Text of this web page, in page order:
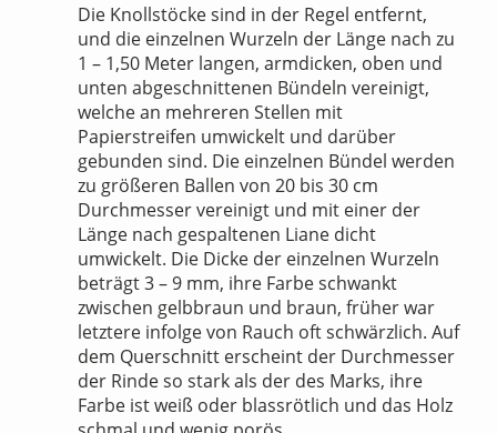
Die Knollstöcke sind in der Regel entfernt,
und die einzelnen Wurzeln der Länge nach zu
1 – 1,50 Meter langen, armdicken, oben und
unten abgeschnittenen Bündeln vereinigt,
welche an mehreren Stellen mit
Papierstreifen umwickelt und darüber
gebunden sind. Die einzelnen Bündel werden
zu größeren Ballen von 20 bis 30 cm
Durchmesser vereinigt und mit einer der
Länge nach gespaltenen Liane dicht
umwickelt. Die Dicke der einzelnen Wurzeln
beträgt 3 – 9 mm, ihre Farbe schwankt
zwischen gelbbraun und braun, früher war
letztere infolge von Rauch oft schwärzlich. Auf
dem Querschnitt erscheint der Durchmesser
der Rinde so stark als der des Marks, ihre
Farbe ist weiß oder blassrötlich und das Holz